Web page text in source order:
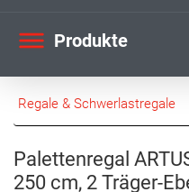
Produkte
Regale & Schwerlastregale
Palettenregal
250 cm, 2 Träger-